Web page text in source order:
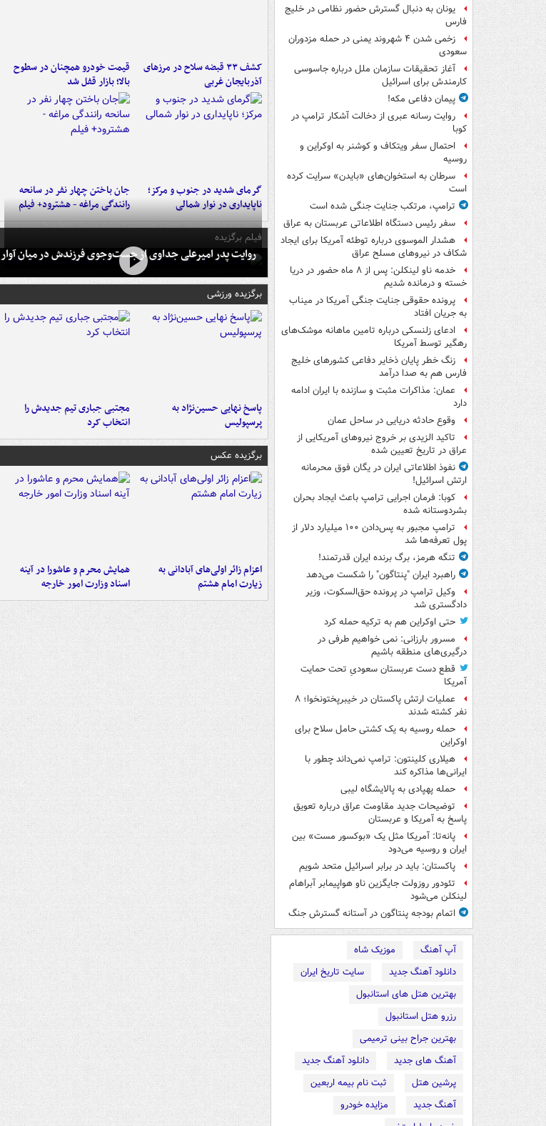
یونان به دنبال گسترش حضور نظامی در خلیج
فارس
زخمی شدن ۴ شهروند یمنی در حمله مزدوران
سعودی
آغاز تحقیقات سازمان ملل درباره جاسوسی
کارمندش برای اسرائیل
پیمان دفاعی مکه!
روایت رسانه عبری از دخالت آشکار ترامپ در
کوبا
احتمال سفر ویتکاف و کوشنر به اوکراین و
روسیه
سرطان به استخوان‌های «بایدن» سرایت کرده
است
ترامپ، مرتکب جنایت جنگی شده است
سفر رئیس دستگاه اطلاعاتی عربستان به عراق
هشدار الموسوی درباره توطئه آمریکا برای ایجاد
شکاف در نیروهای مسلح عراق
خدمه ناو لینکلن: پس از ۸ ماه حضور در دریا
خسته و درمانده‌ شدیم
پرونده حقوقی جنایت جنگی آمریکا در میناب
به جریان افتاد
ادعای زلنسکی درباره تامین ماهانه موشک‌های
رهگیر توسط آمریکا
زنگ خطر پایان ذخایر دفاعی کشورهای خلیج
فارس هم به صدا درآمد
عمان: مذاکرات مثبت و سازنده با ایران ادامه
دارد
وقوع حادثه دریایی در ساحل عمان
تاکید الزیدی بر خروج نیروهای آمریکایی از
عراق در تاریخ تعیین شده
نفوذ اطلاعاتی ایران در یگان فوق محرمانه
ارتش اسرائیل!
کوبا: فرمان اجرایی ترامپ باعث ایجاد بحران
بشردوستانه شده
ترامپ مجبور به پس‌دادن ۱۰۰ میلیارد دلار از
پول تعرفه‌ها شد
تنگه هرمز، برگ برنده ایران قدرتمند!
راهبرد ایران "پنتاگون" را شکست می‌دهد
وکیل ترامپ در پرونده حق‌السکوت، وزیر
دادگستری شد
حتی اوکراین هم به ترکیه حمله کرد
مسرور بارزانی: نمی خواهیم طرفی در
درگیری‌های منطقه باشیم
قطع دست عربستان سعودیِ تحت حمایت
آمریکا
عملیات ارتش پاکستان در خیبرپختونخوا؛ ۸
نفر کشته شدند
حمله روسیه به یک کشتی حامل سلاح برای
اوکراین
هیلاری کلینتون: ترامپ نمی‌داند چطور با
ایرانی‌ها مذاکره کند
حمله پهپادی به پالایشگاه لیبی
توضیحات جدید مقاومت عراق درباره تعویق
پاسخ به آمریکا و عربستان
پانه‌تا: آمریکا مثل یک «بوکسور مست» بین
ایران و روسیه می‌دود
پاکستان: باید در برابر اسرائیل متحد شویم
تئودور روزولت جایگزین ناو هواپیمابر آبراهام
لینکلن می‌شود
اتمام بودجه پنتاگون در آستانه گسترش جنگ
آپ آهنگ
موزیک شاه
دانلود آهنگ جدید
سایت تاریخ ایران
بهترین هتل های استانبول
رزرو هتل استانبول
بهترین جراح بینی ترمیمی
آهنگ های جدید
دانلود آهنگ جدید
پرشین هتل
ثبت نام بیمه اربعین
آهنگ جدید
مزایده خودرو
کشف ۳۳ قبضه سلاح در مرزهای
آذربایجان غربی
قیمت خودرو همچنان در سطوح
بالا؛ بازار قفل شد
گرمای شدید در جنوب و مرکز؛
ناپایداری در نوار شمالی
جان باختن چهار نفر در سانحه
رانندگی مراغه - هشترود+ فیلم
فیلم برگزیده
روایت پدر امیرعلی جداوی از جست‌وجوی فرزندش در میان آوار
برگزیده ورزشی
پاسخ نهایی حسین‌نژاد به
پرسپولیس
مجتبی جباری تیم جدیدش را
انتخاب کرد
برگزیده عکس
اعزام زائر اولی‌های آبادانی به
زیارت امام هشتم
همایش محرم و عاشورا در آینه
اسناد وزارت امور خارجه